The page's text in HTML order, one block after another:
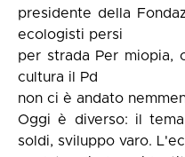
presidente della
ecologisti persi
per strada Per miopia,
cultura il Pd
non ci è andato
Oggi è diverso: il
soldi, sviluppo varo.